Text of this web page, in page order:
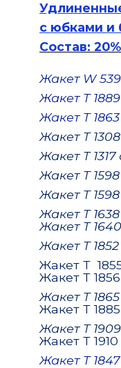
с юбками и
Состав:
Жакет W
Жакет Т
Жакет Т
Жакет Т
Жакет Т
Жакет Т
Жакет Т
Жакет Т
Жакет Т
Жакет Т
Жакет Т
Жакет Т
Жакет Т
Жакет Т
Жакет Т
Жакет Т
Жакет Т